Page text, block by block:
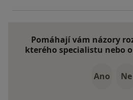
Pomáhají vám názory
kterého specialistu nebo
Ano Ne